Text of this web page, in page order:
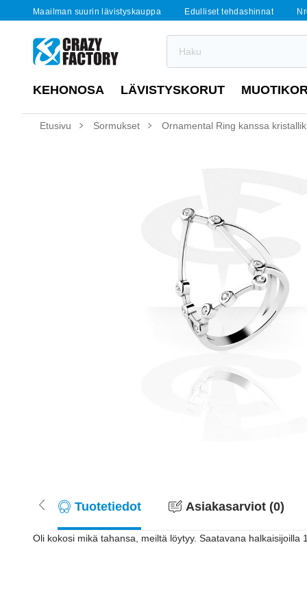
Maailman suurin lävistyskauppa Edulliset tehdashinnat
KEHONOSA LÄVISTYSKORUT
Etusivu Sormukset Ornamental Ring kanssa
Tuotetiedot Asiakasarviot (0)
Oli kokosi mikä tahansa, meiltä löytyy. Saatavana